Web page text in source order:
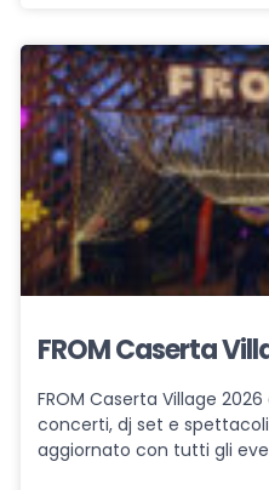
FROM Caserta
FROM Caserta Village
concerti, dj set e
aggiornato con tutti gli